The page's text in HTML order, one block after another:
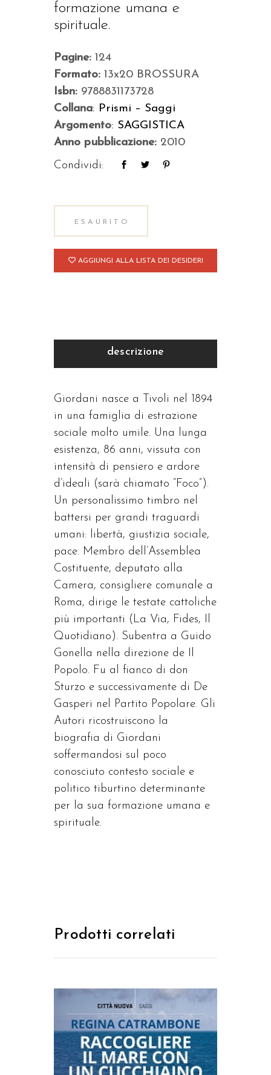
formazione umana e
spirituale.
Pagine: 124
Formato: 13x20 BROSSURA
Isbn: 9788831173728
Collana: Prismi – Saggi
Argomento: SAGGISTICA
Anno pubblicazione: 2010
Condividi:
ESAURITO
AGGIUNGI ALLA LISTA DEI DESIDERI
descrizione
Giordani nasce a Tivoli nel 1894
in una famiglia di estrazione
sociale molto umile. Una lunga
esistenza, 86 anni, vissuta con
intensità di pensiero e ardore
d’ideali (sarà chiamato “Foco”).
Un personalissimo timbro nel
battersi per grandi traguardi
umani: libertà, giustizia sociale,
pace. Membro dell’Assemblea
Costituente, deputato alla
Camera, consigliere comunale a
Roma, dirige le testate cattoliche
più importanti (La Via, Fides, Il
Quotidiano). Subentra a Guido
Gonella nella direzione de Il
Popolo. Fu al fianco di don
Sturzo e successivamente di De
Gasperi nel Partito Popolare. Gli
Autori ricostruiscono la
biografia di Giordani
soffermandosi sul poco
conosciuto contesto sociale e
politico tiburtino determinante
per la sua formazione umana e
spirituale.
Prodotti correlati